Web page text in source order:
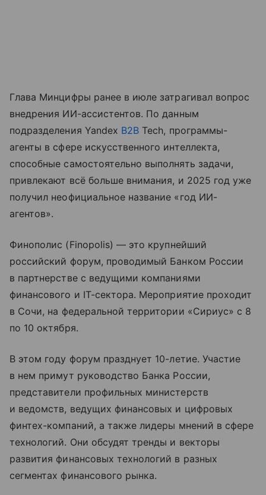
Глава Минцифры ранее в июле затрагивал вопрос
внедрения ИИ-ассистентов. По данным
подразделения Yandex B2B Tech, программы-
агенты в сфере искусственного интеллекта,
способные самостоятельно выполнять задачи,
привлекают всё больше внимания, и 2025 год уже
получил неофициальное название «год ИИ-
агентов».
Финополис (Finopolis) — это крупнейший
российский форум, проводимый Банком России
в партнерстве с ведущими компаниями
финансового и IT-сектора. Мероприятие проходит
в Сочи, на федеральной территории «Сириус» с 8
по 10 октября.
В этом году форум празднует 10-летие. Участие
в нем примут руководство Банка России,
представители профильных министерств
и ведомств, ведущих финансовых и цифровых
финтех-компаний, а также лидеры мнений в сфере
технологий. Они обсудят тренды и векторы
развития финансовых технологий в разных
сегментах финансового рынка.